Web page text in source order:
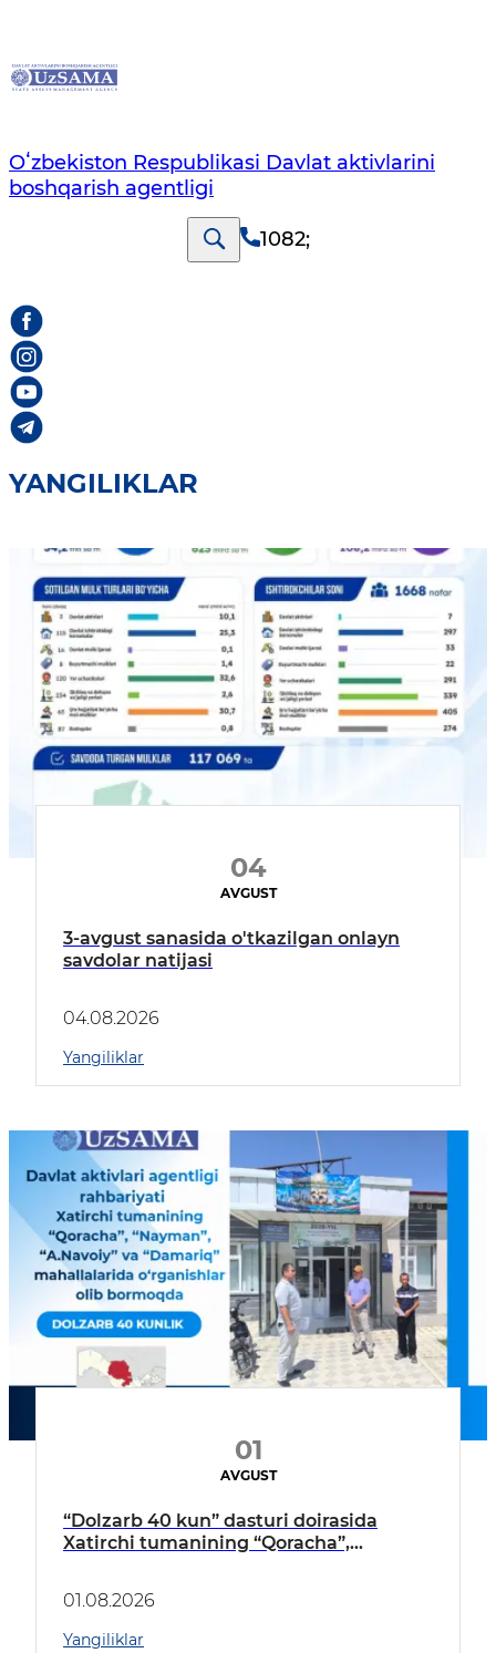
Oʻzbekiston Respublikasi Davlat aktivlarini
boshqarish agentligi
1082;
YANGILIKLAR
04
AVGUST
3-avgust sanasida o'tkazilgan onlayn
savdolar natijasi
04.08.2026
Yangiliklar
01
AVGUST
“Dolzarb 40 kun” dasturi doirasida
Xatirchi tumanining “Qoracha”,
borildi
01.08.2026
Yangiliklar